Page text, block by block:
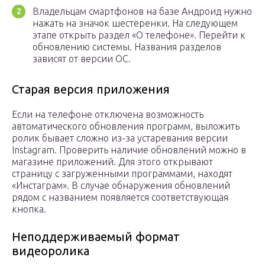
Владельцам смартфонов на базе Андроид нужно
нажать на значок шестеренки. На следующем
этапе открыть раздел «О телефоне». Перейти к
обновлению системы. Названия разделов
зависят от версии ОС.
Старая версия приложения
Если на телефоне отключена возможность
автоматического обновления программ, выложить
ролик бывает сложно из-за устаревания версии
Instagram. Проверить наличие обновлений можно в
магазине приложений. Для этого открывают
страницу с загруженными программами, находят
«Инстаграм». В случае обнаружения обновлений
рядом с названием появляется соответствующая
кнопка.
Неподдерживаемый формат
видеоролика